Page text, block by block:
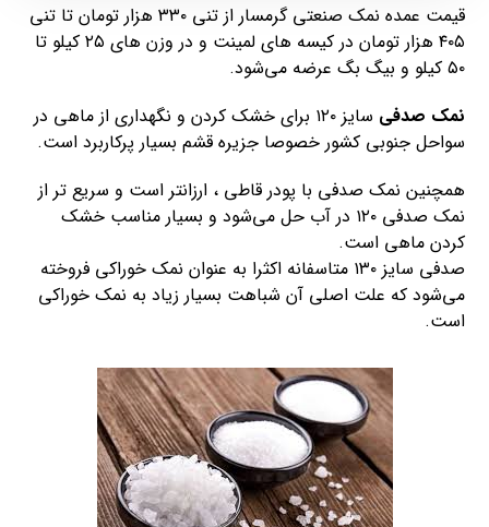
قیمت عمده نمک صنعتی گرمسار از تنی ۳۳۰ هزار تومان تا تنی
۴۰۵ هزار تومان در کیسه های لمینت و در وزن های ۲۵ کیلو تا
۵۰ کیلو و بیگ بگ عرضه می‌شود.
نمک صدفی
سایز ۱۲۰ برای خشک کردن و نگهداری از ماهی در
سواحل جنوبی کشور خصوصا جزیره قشم بسیار پرکاربرد است.
همچنین نمک صدفی با پودر قاطی ، ارزانتر است و سریع تر از
نمک صدفی ۱۲۰ در آب حل می‌شود و بسیار مناسب خشک
کردن ماهی است.
صدفی سایز ۱۳۰ متاسفانه اکثرا به عنوان نمک خوراکی فروخته
می‌شود که علت اصلی آن شباهت بسیار زیاد به نمک خوراکی
است.